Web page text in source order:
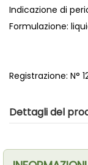
Indicazione di
Formulazione:
Registrazione: N°
Dettagli del